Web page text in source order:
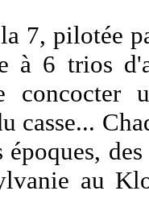
7, pilotée
à 6 trios
casse...
époques,
au